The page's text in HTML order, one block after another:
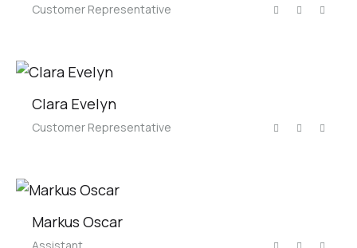
Customer Representative
Clara Evelyn
Customer Representative
Markus Oscar